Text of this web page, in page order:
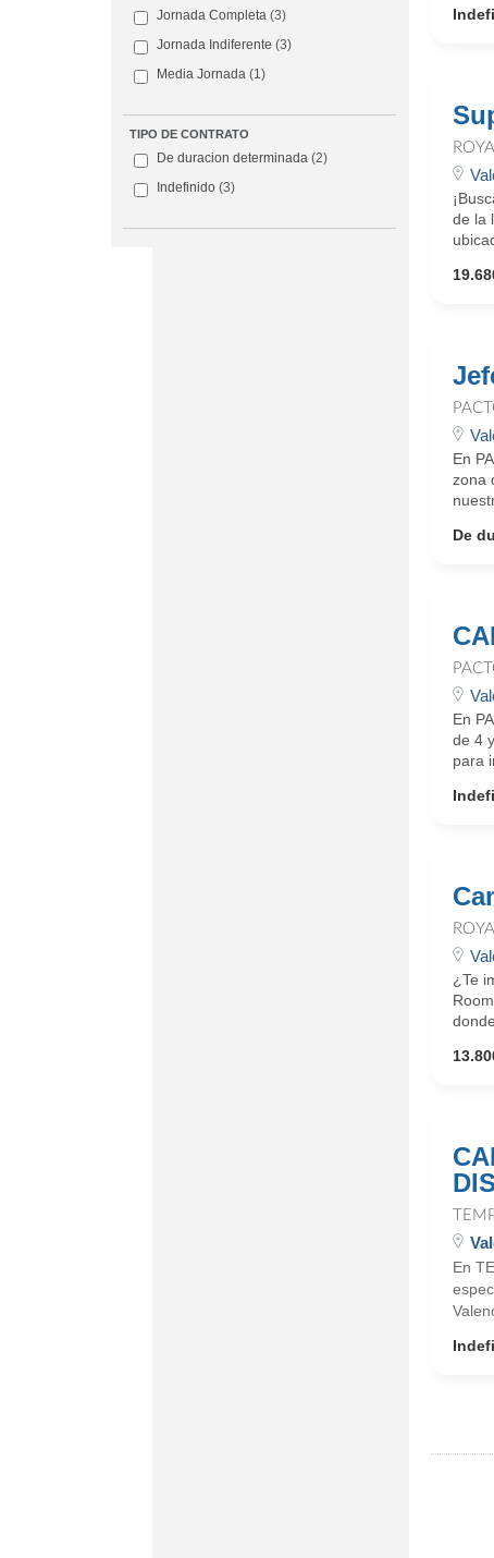
Jornada Completa (3)
Jornada Indiferente (3)
Media Jornada (1)
TIPO DE CONTRATO
De duracion determinada (2)
Indefinido (3)
de la
En
zona
De
En
de 4
para
¿Te
En